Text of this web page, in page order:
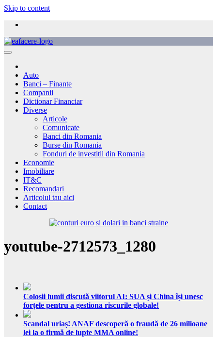
Skip to content
Auto
Banci – Finante
Companii
Dictionar Financiar
Diverse
Articole
Comunicate
Banci din Romania
Burse din Romania
Fonduri de investitii din Romania
Economie
Imobiliare
IT&C
Recomandari
Articolul tau aici
Contact
youtube-2712573_1280
Colosii lumii discută viitorul AI: SUA și China își unesc
forțele pentru a gestiona riscurile globale!
Scandal uriaș! ANAF descoperă o fraudă de 26 milioane
lei la o firmă de lupte MMA online!